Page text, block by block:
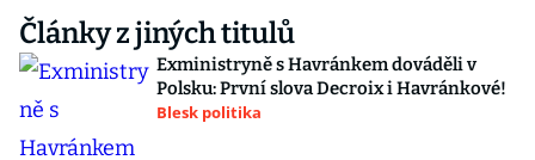
Články z jiných titulů
Exministryně s Havránkem dováděli v
Polsku: První slova Decroix i Havránkové!
Blesk politika